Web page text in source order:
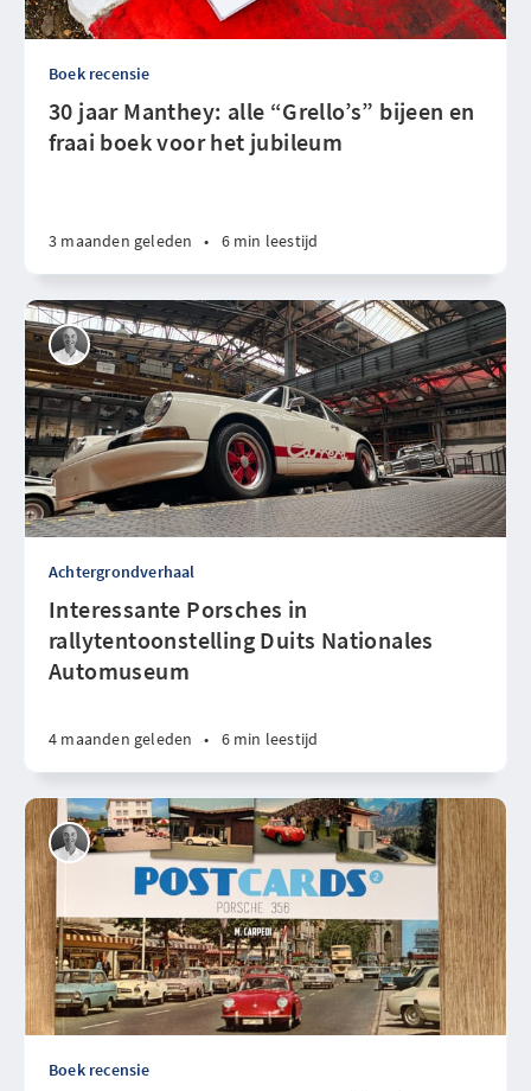
Boek recensie
30 jaar Manthey: alle “Grello’s” bijeen en
fraai boek voor het jubileum
3 maanden geleden • 6 min leestijd
Achtergrondverhaal
Interessante Porsches in
rallytentoonstelling Duits Nationales
Automuseum
4 maanden geleden • 6 min leestijd
Boek recensie